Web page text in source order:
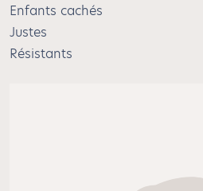
Enfants cachés
Justes
Résistants